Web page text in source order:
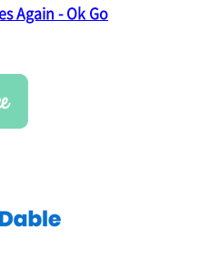
Again - Ok Go